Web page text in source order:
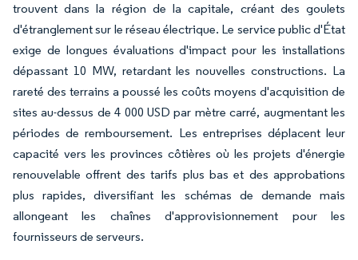
trouvent dans la région de la capitale, créant des goulets
d'étranglement sur le réseau électrique. Le service public d'État
exige de longues évaluations d'impact pour les installations
dépassant 10 MW, retardant les nouvelles constructions. La
rareté des terrains a poussé les coûts moyens d'acquisition de
sites au-dessus de 4 000 USD par mètre carré, augmentant les
périodes de remboursement. Les entreprises déplacent leur
capacité vers les provinces côtières où les projets d'énergie
renouvelable offrent des tarifs plus bas et des approbations
plus rapides, diversifiant les schémas de demande mais
allongeant les chaînes d'approvisionnement pour les
fournisseurs de serveurs.